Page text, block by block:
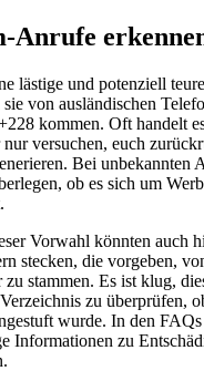
Anrufe
lästige und potenziell
von ausländischen
kommen. Oft handelt
versuchen, euch
Bei unbekannten
ob es sich um
Vorwahl könnten auch
stecken, die vorgeben,
stammen. Es ist klug,
zu überprüfen,
wurde. In den
Informationen zu